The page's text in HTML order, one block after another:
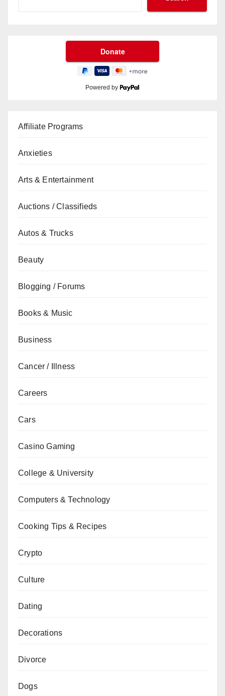
Powered by
Affiliate Programs
Anxieties
Arts & Entertainment
Auctions / Classifieds
Autos & Trucks
Beauty
Blogging / Forums
Books & Music
Business
Cancer / Illness
Careers
Cars
Casino Gaming
College & University
Computers & Technology
Cooking Tips & Recipes
Crypto
Culture
Dating
Decorations
Divorce
Dogs